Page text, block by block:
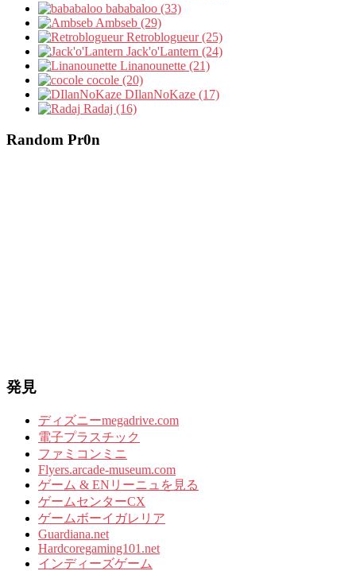
bababaloo (33)
Ambseb (29)
Retroblogueur (25)
Jack'o'Lantern (24)
Linanounette (21)
cocole (20)
DIlanNoKaze (17)
Radaj (16)
Random Pr0n
発見
ディズニーmegadrive.com
電子プラスチック
ファミコンミニ
Flyers.arcade-museum.com
ゲーム & ENリーニュを見る
ゲームセンターCX
ゲームボーイガレリア
Guardiana.net
Hardcoregaming101.net
インディーズゲーム